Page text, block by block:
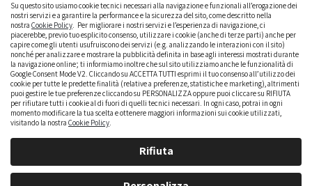
Su questo sito usiamo cookie tecnici necessari alla navigazione e funzionali all’erogazione dei
nostri servizi e a garantire la performance e la sicurezza del sito, come descritto nella
nostra Cookie Policy. Per migliorare i nostri servizi e l’esperienza di navigazione, ci
piacerebbe, previo tuo esplicito consenso, utilizzare i cookie (anche di terze parti) anche per
capire come gli utenti usufruiscono dei servizi (e.g. analizzando le interazioni con il sito)
nonché per analizzare e mostrare la pubblicità definita in base agli interessi mostrati durante
la navigazione online; ti informiamo inoltre che sul sito utilizziamo anche le funzionalità di
Google Consent Mode V2. Cliccando su ACCETTA TUTTI esprimi il tuo consenso all’utilizzo dei
cookie per tutte le predette finalità (relative a preferenze, statistiche e marketing), altrimenti
puoi gestire le tue preferenze cliccando su PERSONALIZZA oppure puoi cliccare su RIFIUTA
per rifiutare tutti i cookie al di fuori di quelli tecnici necessari. In ogni caso, potrai in ogni
momento modificare la tua scelta e ottenere maggiori informazioni sui cookie utilizzati,
visitando la nostra Cookie Policy.
Rifiuta
CAMBIARE AUTO
GUIDA ALL’ACQUISTO
GUIDE PRATICHE
CURIOSITÀ
DATI ALLA MANO
DICE LA LEGGE
PARLIAMO DI NOI